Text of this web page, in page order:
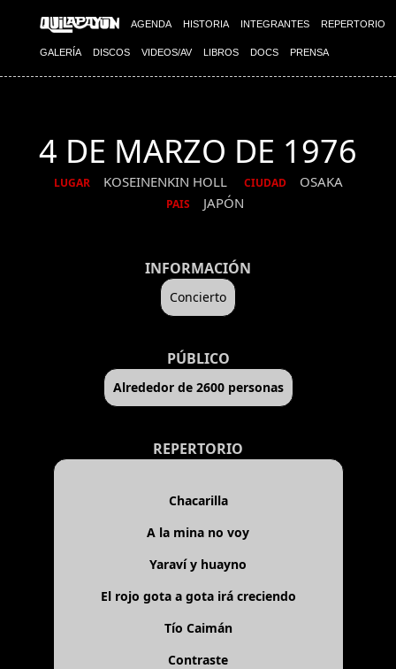
AGENDA HISTORIA INTEGRANTES REPERTORIO
GALERÍA DISCOS VIDEOS/AV LIBROS DOCS PRENSA
4 DE MARZO DE 1976
LUGAR KOSEINENKIN HOLL CIUDAD OSAKA
PAIS JAPÓN
INFORMACIÓN
Concierto
PÚBLICO
Alrededor de 2600 personas
REPERTORIO
Chacarilla
A la mina no voy
Yaraví y huayno
El rojo gota a gota irá creciendo
Tío Caimán
Contraste